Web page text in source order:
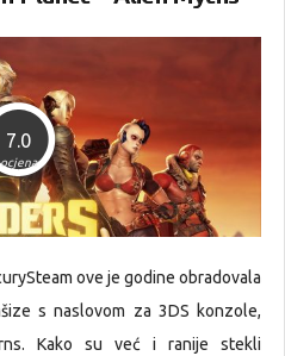
7.0
ocjena
ove je godine obradovala
s naslovom za 3DS konzole,
Kako su već i ranije stekli